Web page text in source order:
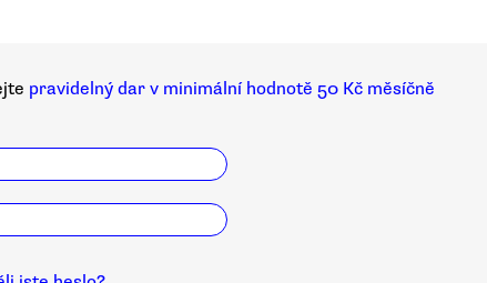
pravidelný dar v minimální hodnotě 50 Kč měsíčně